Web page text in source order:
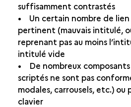
suffisamment contrastés
• Un certain nombre de lien
pertinent (mauvais intitulé,
reprenant pas au moins
intitulé vide
• De nombreux
scriptés ne sont pas
modales, carrousels, etc.) ou
clavier